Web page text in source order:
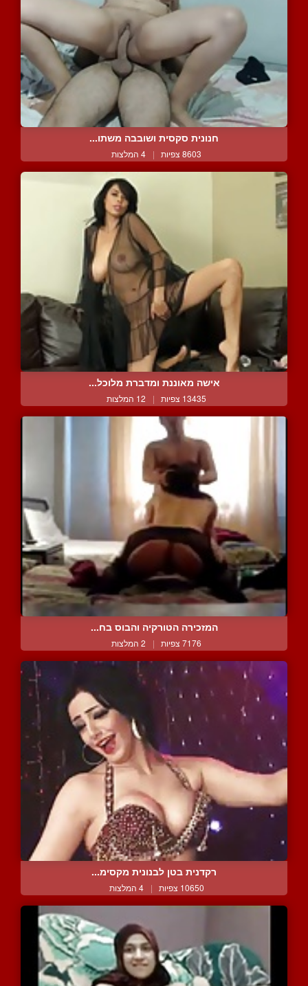
חנונית סקסית ושובבה משתו...
8603 צפיות | 4 המלצות
אישה מאוננת ומדברת מלוכל...
13435 צפיות | 12 המלצות
המזכירה הטורקיה והבוס בח...
7176 צפיות | 2 המלצות
רקדנית בטן לבנונית מקסימ...
10650 צפיות | 4 המלצות